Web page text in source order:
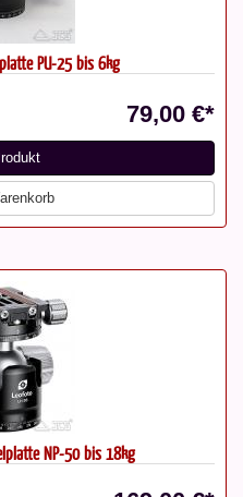
PU-25 bis 6kg
79,00 €*
NP-50 bis 18kg